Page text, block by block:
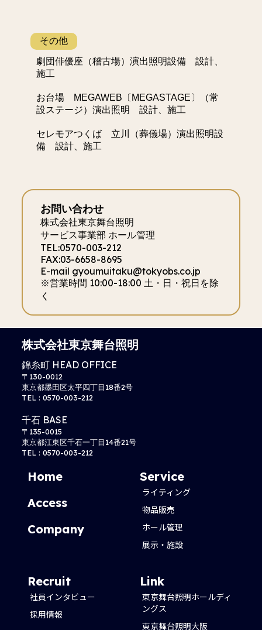
その他
劇団俳優座（稽古場）演出照明設備 設計、
施工
お台場 MEGAWEB〔MEGASTAGE〕（常
設ステージ）演出照明 設計、施工
セレモアつくば 立川（葬儀場）演出照明設
備 設計、施工
お問い合わせ
株式会社東京舞台照明
サービス事業部 ホール管理
TEL:0570-003-212
FAX:03-6658-8695
E-mail gyoumuitaku@tokyobs.co.jp
※営業時間 10:00-18:00 土・日・祝日を除
く
株式会社東京舞台照明
錦糸町 HEAD OFFICE
〒130-0012
東京都墨田区太平四丁目18番2号
TEL : 0570-003-212
千石 BASE
〒135-0015
東京都江東区千石一丁目14番21号
TEL : 0570-003-212
Home
Access
Company
Service
ライティング
物品販売
ホール管理
展示・施設
Recruit
社員インタビュー
採用情報
Link
東京舞台照明ホールディ
ングス
東京舞台照明大阪